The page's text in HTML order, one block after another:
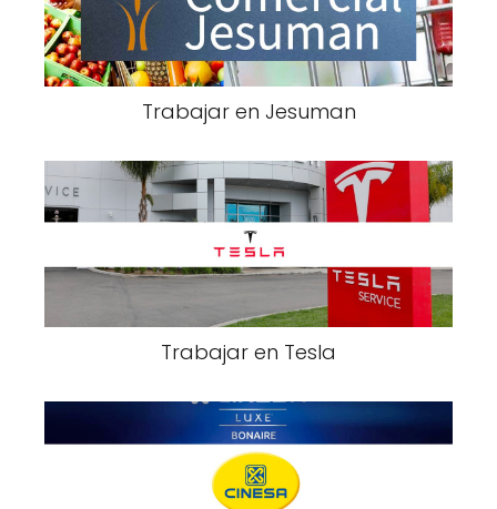
Trabajar en Jesuman
Trabajar en Tesla